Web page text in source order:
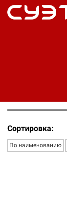
Сортировка:
По наименованию